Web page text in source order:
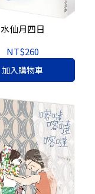
水仙月四日
NT$260
加入購物車